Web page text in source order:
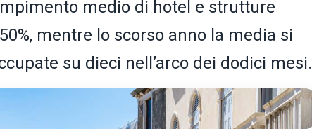
medio di hotel e strutture
mentre lo scorso anno la media si
su dieci nell’arco dei dodici mesi.